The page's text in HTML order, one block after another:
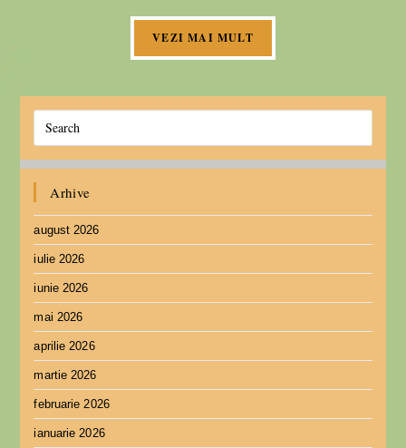
VEZI MAI MULT
Arhive
august 2026
iulie 2026
iunie 2026
mai 2026
aprilie 2026
martie 2026
februarie 2026
ianuarie 2026